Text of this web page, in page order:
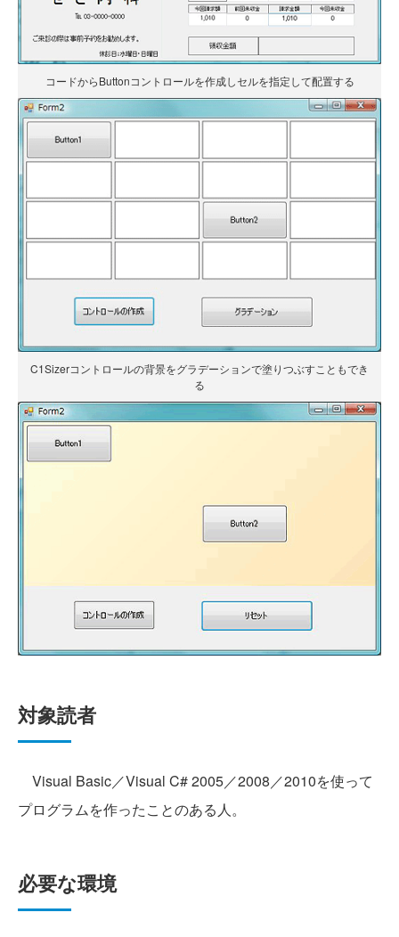
コードからButtonコントロールを作成しセルを指定して配置する
C1Sizerコントロールの背景をグラデーションで塗りつぶすこともでき
る
対象読者
Visual Basic／Visual C# 2005／2008／2010を使って
プログラムを作ったことのある人。
必要な環境